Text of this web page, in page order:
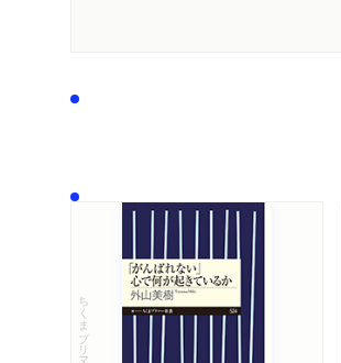
ちくまプリマー新書